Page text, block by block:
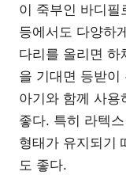
이 죽부인 바디필
등에서도 다양하
다리를 올리면 하
을 기대면 등받이
아기와 함께 사용
좋다. 특히 라텍
형태가 유지되기
도 좋다.